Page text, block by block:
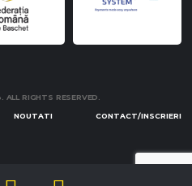
RIGHTS RESERVED.
NOUTATI CONTACT/INSCRIERI